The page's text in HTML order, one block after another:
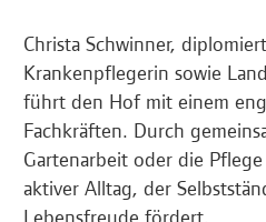
Christa Schwinner,
Krankenpflegerin sowie
führt den Hof mit einem
Fachkräften. Durch
Gartenarbeit oder die
aktiver Alltag, der
Lebensfreude fördert.